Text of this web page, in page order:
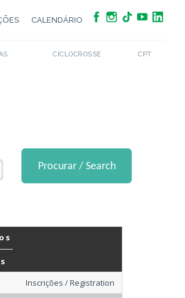
CALENDÁRIO
CICLOCROSSE CPT
Inscrições / Registration